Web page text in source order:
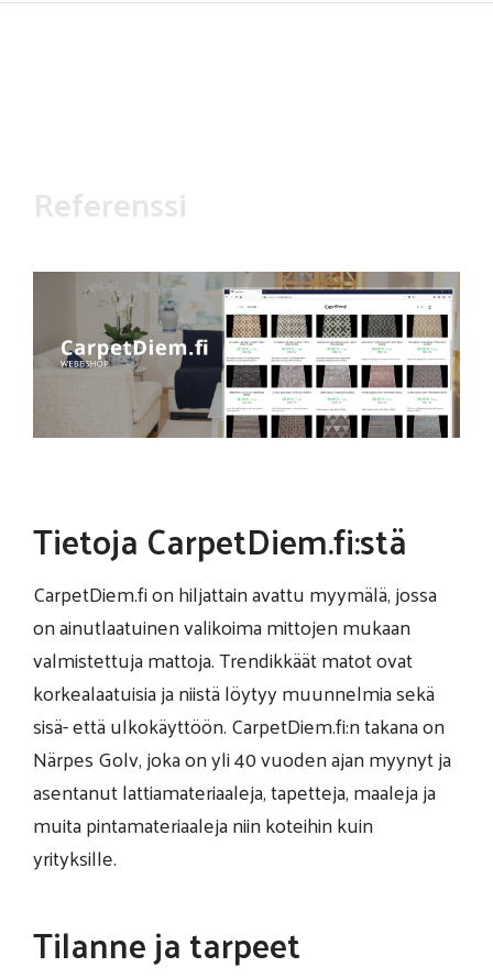
Referenssi
Tietoja CarpetDiem.fi:stä
CarpetDiem.fi on hiljattain avattu myymälä, jossa
on ainutlaatuinen valikoima mittojen mukaan
valmistettuja mattoja. Trendikkäät matot ovat
korkealaatuisia ja niistä löytyy muunnelmia sekä
sisä- että ulkokäyttöön. CarpetDiem.fi:n takana on
Närpes Golv, joka on yli 40 vuoden ajan myynyt ja
asentanut lattiamateriaaleja, tapetteja, maaleja ja
muita pintamateriaaleja niin koteihin kuin
yrityksille.
Tilanne ja tarpeet